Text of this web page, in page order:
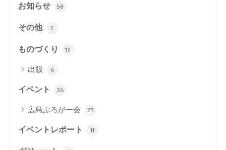
お知らせ 58
その他 2
ものづくり 13
出版 6
イベント 26
広島ぶろがー会 23
イベントレポート 11